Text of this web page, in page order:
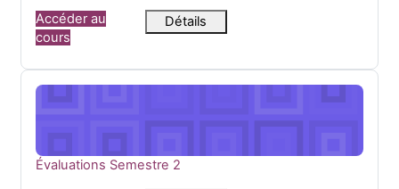
Accéder au
cours
Détails
Évaluations Semestre 2
Nom du cours
Évaluations Semestre 2